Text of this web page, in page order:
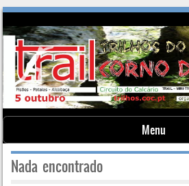
Menu
Skip to content
Nada encontrado